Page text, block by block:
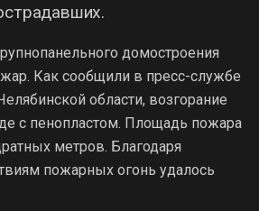
домостроения
Как сообщили в пресс-службе
области, возгорание
с пенопластом. Площадь пожара
метров. Благодаря
пожарных огонь удалось